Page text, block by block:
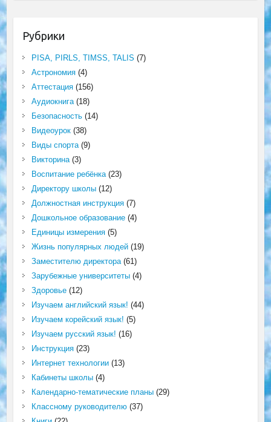
Рубрики
PISA, PIRLS, TIMSS, TALIS (7)
Астрономия(4)
Аттестация(156)
Аудиокнига(18)
Безопасность(14)
Видеоурок(38)
Виды спорта(9)
Викторина(3)
Воспитание ребёнка(23)
Директору школы(12)
Должностная инструкция(7)
Дошкольное образование(4)
Единицы измерения(5)
Жизнь популярных людей(19)
Заместителю директора(61)
Зарубежные университеты(4)
Здоровье(12)
Изучаем английский язык! (44)
Изучаем корейский язык! (5)
Изучаем русский язык! (16)
Инструкция(23)
Интернет технологии(13)
Кабинеты школы(4)
Календарно-тематические планы(29)
Классному руководителю(37)